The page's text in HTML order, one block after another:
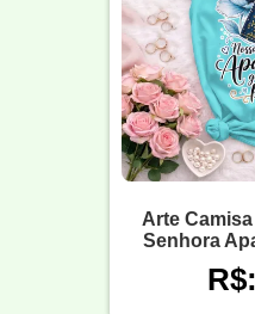
Arte
Senhora